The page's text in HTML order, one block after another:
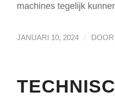
machines tegelijk
JANUARI 10, 2024 / DOOR